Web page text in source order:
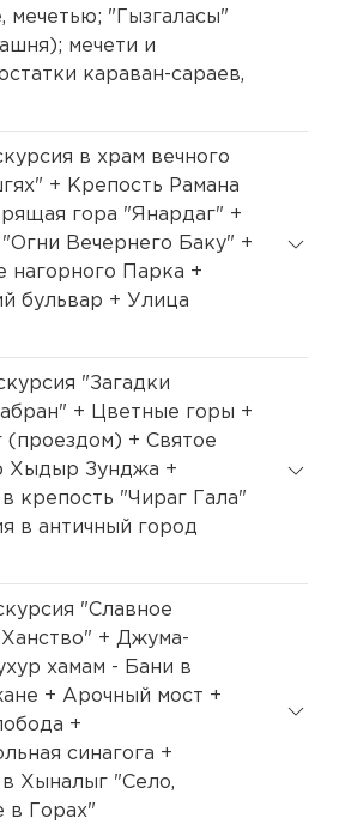
мечетью; "Гызгаласы"
мечети и
караван-сараев,
в храм вечного
+ Крепость Рамана
гора "Янардаг" +
Вечернего Баку" +
нагорного Парка +
бульвар + Улица
"Загадки
+ Цветные горы +
(проездом) + Святое
Хыдыр Зунджа +
крепость "Чираг Гала"
в античный город
"Славное
Ханство" + Джума-
хамам - Бани в
+ Арочный мост +
+
синагога +
Хыналыг "Село,
в Горах"